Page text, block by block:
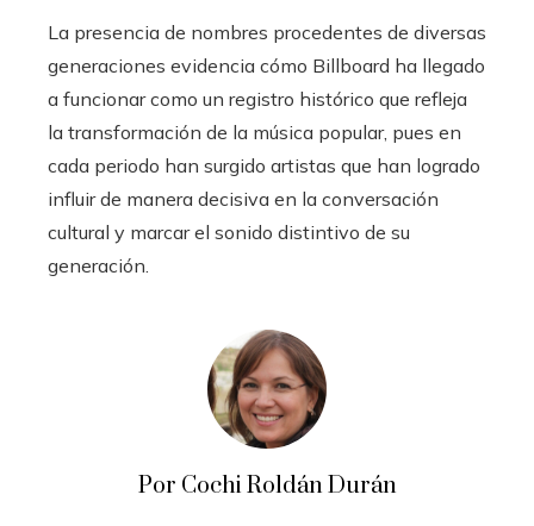
La presencia de nombres procedentes de diversas
generaciones evidencia cómo Billboard ha llegado
a funcionar como un registro histórico que refleja
la transformación de la música popular, pues en
cada periodo han surgido artistas que han logrado
influir de manera decisiva en la conversación
cultural y marcar el sonido distintivo de su
generación.
Por Cochi Roldán Durán